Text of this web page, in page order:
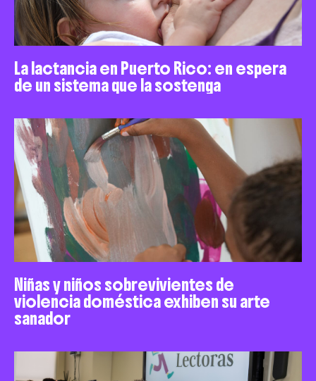
La lactancia en Puerto Rico: en espera
de un sistema que la sostenga
Niñas y niños sobrevivientes de
violencia doméstica exhiben su arte
sanador